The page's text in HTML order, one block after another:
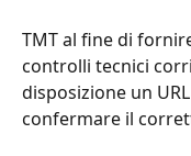
TMT al fine di
controlli tecnici
disposizione un
confermare il